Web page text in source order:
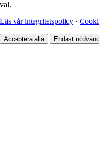
val.
Läs vår integritetspolicy ·
Acceptera alla Endast